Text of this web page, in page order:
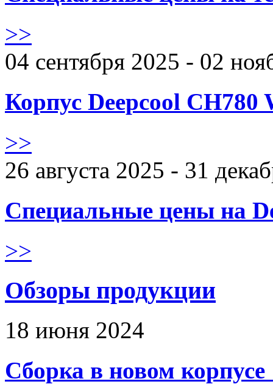
>>
04 сентября 2025 - 02
Корпус Deepcool CH780
>>
26 августа 2025 - 31
Специальные цены на
>>
Обзоры продукции
18 июня 2024
Сборка в новом